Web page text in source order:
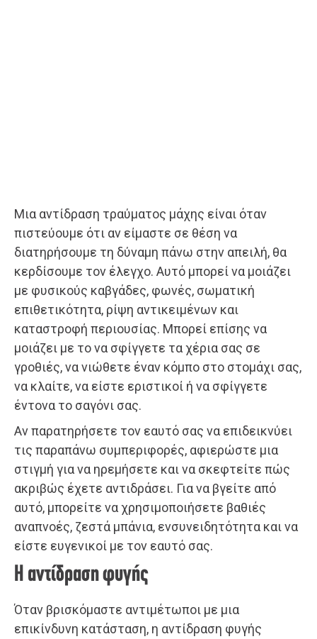
Μια αντίδραση τραύματος μάχης είναι όταν
πιστεύουμε ότι αν είμαστε σε θέση να
διατηρήσουμε τη δύναμη πάνω στην απειλή, θα
κερδίσουμε τον έλεγχο. Αυτό μπορεί να μοιάζει
με φυσικούς καβγάδες, φωνές, σωματική
επιθετικότητα, ρίψη αντικειμένων και
καταστροφή περιουσίας. Μπορεί επίσης να
μοιάζει με το να σφίγγετε τα χέρια σας σε
γροθιές, να νιώθετε έναν κόμπο στο στομάχι σας,
να κλαίτε, να είστε εριστικοί ή να σφίγγετε
έντονα το σαγόνι σας.
Αν παρατηρήσετε τον εαυτό σας να επιδεικνύει
τις παραπάνω συμπεριφορές, αφιερώστε μια
στιγμή για να ηρεμήσετε και να σκεφτείτε πώς
ακριβώς έχετε αντιδράσει. Για να βγείτε από
αυτό, μπορείτε να χρησιμοποιήσετε βαθιές
αναπνοές, ζεστά μπάνια, ενσυνειδητότητα και να
είστε ευγενικοί με τον εαυτό σας.
Η αντίδραση φυγής
Όταν βρισκόμαστε αντιμέτωποι με μια
επικίνδυνη κατάσταση, η αντίδραση φυγής